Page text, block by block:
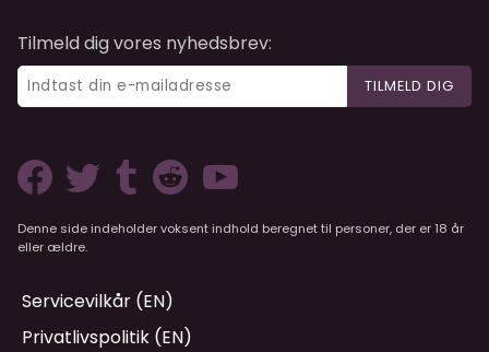
Tilmeld dig vores nyhedsbrev:
TILMELD DIG
Denne side indeholder voksent indhold beregnet til personer, der er 18 år
eller ældre.
Servicevilkår (EN)
Privatlivspolitik (EN)